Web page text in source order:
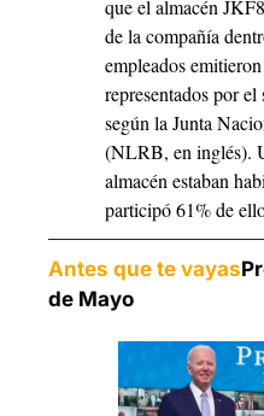
que el almacén
de la compañía
empleados
representados por
según la Junta
(NLRB, en inglés).
almacén estaban
participó 61% de
Antes que te vayas
de Mayo